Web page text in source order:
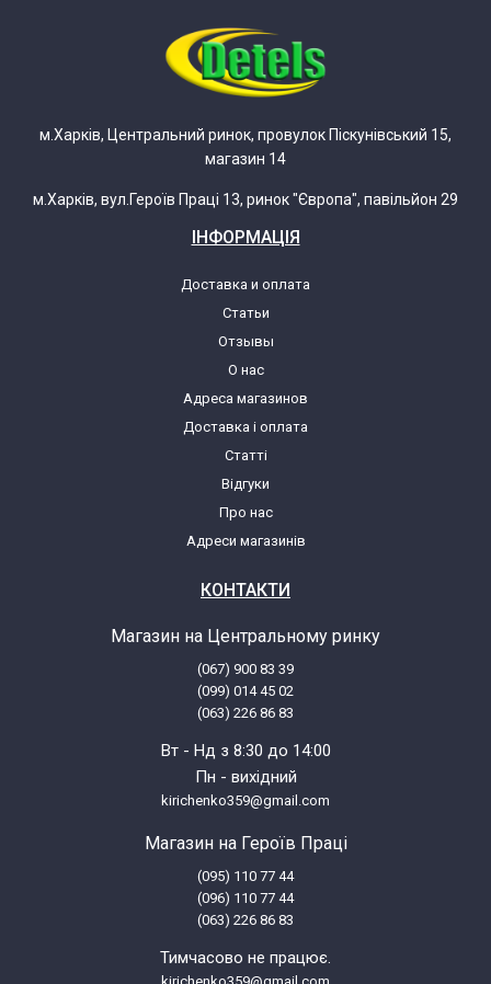
LG MC-8087AR.CWHQBWT
LG MC8087AR.CWHQBWT
LG MC-8087ARC.CSLQBWT
LG MC-8087ARC.CWHQCIS
LG MC8087ARC.CWHQCIS
LG MC-8087ARC.CWHQRUA
LG MC8087ARC.CWHQRUA
LG MC-8087ARR.CBKQBWT
LG MC8087ARR.CBKQBWT
LG MC-8087ARRS
LG MC8087ARR.ASLQRUA
LG MC-8087ARRS.CSLQRUA
LG MC-8087TRR.CSTQCIS
м.Харків, Центральний ринок, провулок Піскунівський 15,
магазин 14
м.Харків, вул.Героїв Праці 13, ринок "Європа", павільйон 29
ІНФОРМАЦІЯ
Доставка и оплата
Статьи
Отзывы
О нас
Адреса магазинов
Доставка і оплата
Статті
Відгуки
Про нас
Адреси магазинів
КОНТАКТИ
Магазин на Центральному ринку
(067) 900 83 39
(099) 014 45 02
(063) 226 86 83
Вт - Нд з 8:30 до 14:00
Пн - вихідний
kirichenko359@gmail.com
Магазин на Героїв Праці
(095) 110 77 44
(096) 110 77 44
(063) 226 86 83
Тимчасово не працює.